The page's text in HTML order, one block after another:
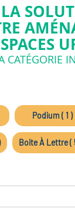
CATÉGORIE
Podium ( 1 )
Boite À Lettre (